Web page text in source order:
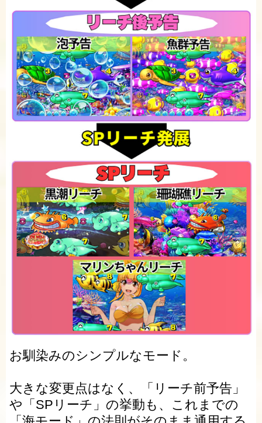
お馴染みのシンプルなモード。
大きな変更点はなく、「リーチ前予告」
や「SPリーチ」の挙動も、これまでの